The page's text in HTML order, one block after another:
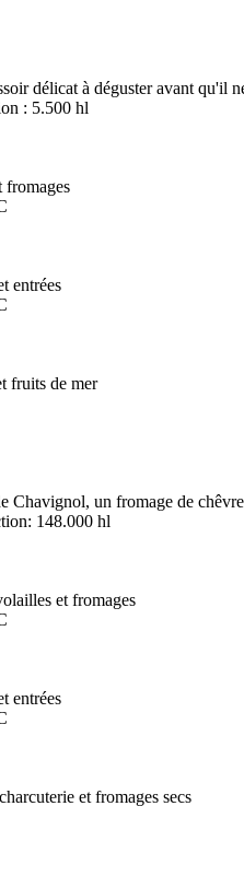
délicat à déguster avant qu'il
: 5.500 hl
fromages
entrées
fruits de mer
Chavignol, un fromage de
148.000 hl
et fromages
entrées
et fromages secs